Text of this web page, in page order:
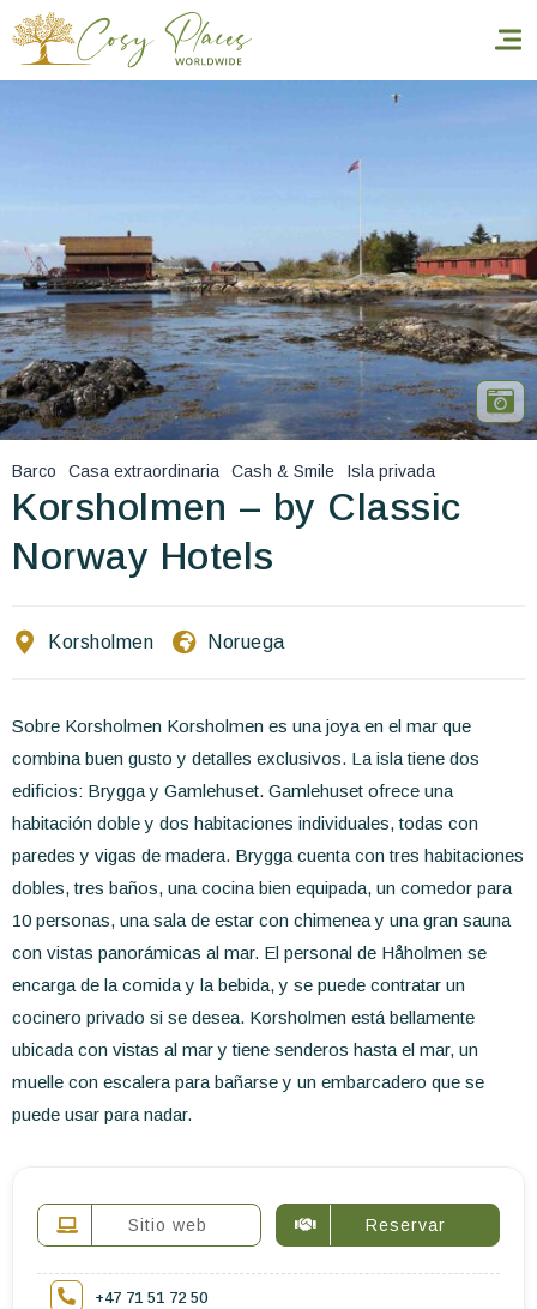
Nuestra colección mundial
World’s Best Hotels
Hacer que viajes
Estancia temática
Salud y seguridad
Escríbenos
EN
Barco Casa extraordinaria Cash & Smile Isla privada
Korsholmen – by Classic
Norway Hotels
Korsholmen Noruega
Sobre Korsholmen Korsholmen es una joya en el mar que
combina buen gusto y detalles exclusivos. La isla tiene dos
edificios: Brygga y Gamlehuset. Gamlehuset ofrece una
habitación doble y dos habitaciones individuales, todas con
paredes y vigas de madera. Brygga cuenta con tres habitaciones
dobles, tres baños, una cocina bien equipada, un comedor para
10 personas, una sala de estar con chimenea y una gran sauna
con vistas panorámicas al mar. El personal de Håholmen se
encarga de la comida y la bebida, y se puede contratar un
cocinero privado si se desea. Korsholmen está bellamente
ubicada con vistas al mar y tiene senderos hasta el mar, un
muelle con escalera para bañarse y un embarcadero que se
puede usar para nadar.
Sitio web Reservar
+47 71 51 72 50